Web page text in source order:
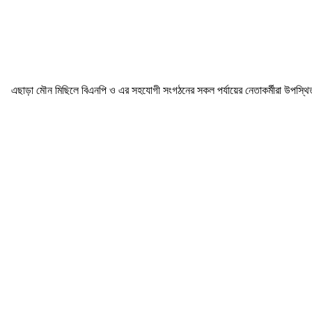
এছাড়া মৌন মিছিলে বিএনপি ও এর সহযোগী সংগঠনের সকল পর্যায়ের নেতাকর্মীরা